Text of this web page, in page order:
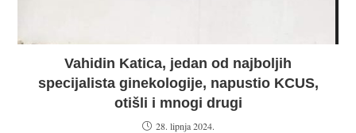
Vahidin Katica, jedan od najboljih
specijalista ginekologije, napustio KCUS,
otišli i mnogi drugi
28. lipnja 2024.